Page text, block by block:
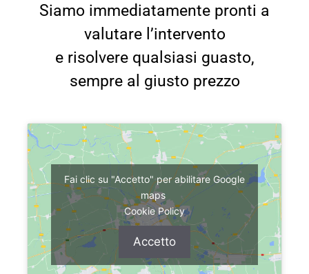
Siamo immediatamente pronti a
valutare l’intervento
e risolvere qualsiasi guasto,
sempre al giusto prezzo
Fai clic su "Accetto" per abilitare Google
maps
Cookie Policy
Accetto